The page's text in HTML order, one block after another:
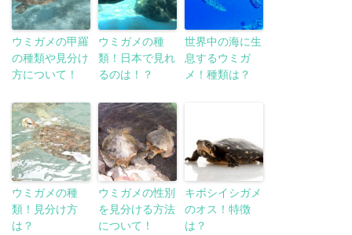
ウミガメの甲羅
の種類や見分け
方について！
ウミガメの種
類！日本で見れ
るのは！？
世界中の海に生
息するウミガ
メ！種類は？
ウミガメの種
類！見分け方
は？
ウミガメの性別
を見分ける方法
について！
キボシイシガメ
のオス！特徴
は？